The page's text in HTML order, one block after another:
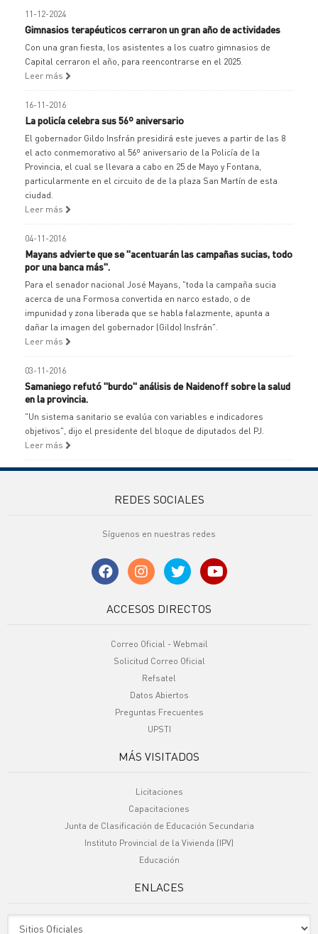
11-12-2024
Gimnasios terapéuticos cerraron un gran año de actividades
Con una gran fiesta, los asistentes a los cuatro gimnasios de
Capital cerraron el año, para reencontrarse en el 2025.
Leer más
16-11-2016
La policía celebra sus 56º aniversario
El gobernador Gildo Insfrán presidirá este jueves a partir de las 8
el acto conmemorativo al 56º aniversario de la Policía de la
Provincia, el cual se llevara a cabo en 25 de Mayo y Fontana,
particularmente en el circuito de de la plaza San Martín de esta
ciudad.
Leer más
04-11-2016
Mayans advierte que se "acentuarán las campañas sucias, todo
por una banca más".
Para el senador nacional José Mayans, "toda la campaña sucia
acerca de una Formosa convertida en narco estado, o de
impunidad y zona liberada que se habla falazmente, apunta a
dañar la imagen del gobernador (Gildo) Insfrán".
Leer más
03-11-2016
Samaniego refutó "burdo" análisis de Naidenoff sobre la salud
en la provincia.
"Un sistema sanitario se evalúa con variables e indicadores
objetivos", dijo el presidente del bloque de diputados del PJ.
Leer más
REDES SOCIALES
Síguenos en nuestras redes
ACCESOS DIRECTOS
Correo Oficial - Webmail
Solicitud Correo Oficial
Refsatel
Datos Abiertos
Preguntas Frecuentes
UPSTI
MÁS VISITADOS
Licitaciones
Capacitaciones
Junta de Clasificación de Educación Secundaria
Instituto Provincial de la Vivienda (IPV)
Educación
ENLACES